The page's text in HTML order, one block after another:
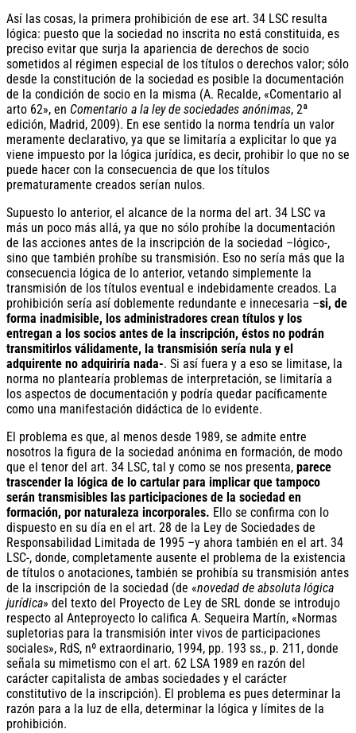
Así las cosas, la primera prohibición de ese art. 34 LSC resulta
lógica: puesto que la sociedad no inscrita no está constituida, es
preciso evitar que surja la apariencia de derechos de socio
sometidos al régimen especial de los títulos o derechos valor; sólo
desde la constitución de la sociedad es posible la documentación
de la condición de socio en la misma (A. Recalde, «Comentario al
arto 62», en Comentario a la ley de sociedades anónimas, 2ª
edición, Madrid, 2009). En ese sentido la norma tendría un valor
meramente declarativo, ya que se limitaría a explicitar lo que ya
viene impuesto por la lógica jurídica, es decir, prohibir lo que no se
puede hacer con la consecuencia de que los títulos
prematuramente creados serían nulos.
Supuesto lo anterior, el alcance de la norma del art. 34 LSC va
más un poco más allá, ya que no sólo prohíbe la documentación
de las acciones antes de la inscripción de la sociedad –lógico-,
sino que también prohíbe su transmisión. Eso no sería más que la
consecuencia lógica de lo anterior, vetando simplemente la
transmisión de los títulos eventual e indebidamente creados. La
prohibición sería así doblemente redundante e innecesaria –si, de
forma inadmisible, los administradores crean títulos y los
entregan a los socios antes de la inscripción, éstos no podrán
transmitirlos válidamente, la transmisión sería nula y el
adquirente no adquiriría nada-. Si así fuera y a eso se limitase, la
norma no plantearía problemas de interpretación, se limitaría a
los aspectos de documentación y podría quedar pacíficamente
como una manifestación didáctica de lo evidente.
El problema es que, al menos desde 1989, se admite entre
nosotros la figura de la sociedad anónima en formación, de modo
que el tenor del art. 34 LSC, tal y como se nos presenta, parece
trascender la lógica de lo cartular para implicar que tampoco
serán transmisibles las participaciones de la sociedad en
formación, por naturaleza incorporales. Ello se confirma con lo
dispuesto en su día en el art. 28 de la Ley de Sociedades de
Responsabilidad Limitada de 1995 –y ahora también en el art. 34
LSC-, donde, completamente ausente el problema de la existencia
de títulos o anotaciones, también se prohibía su transmisión antes
de la inscripción de la sociedad (de «novedad de absoluta lógica
jurídica» del texto del Proyecto de Ley de SRL donde se introdujo
respecto al Anteproyecto lo califica A. Sequeira Martín, «Normas
supletorias para la transmisión inter vivos de participaciones
sociales», RdS, nº extraordinario, 1994, pp. 193 ss., p. 211, donde
señala su mimetismo con el art. 62 LSA 1989 en razón del
carácter capitalista de ambas sociedades y el carácter
constitutivo de la inscripción). El problema es pues determinar la
razón para a la luz de ella, determinar la lógica y límites de la
prohibición.